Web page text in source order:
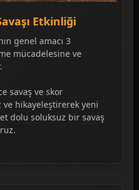
Etkinliği
genel amacı 3
mücadelesine ve
savaş ve skor
ve hikayeleştirerek yeni
dolu soluksuz bir savaş